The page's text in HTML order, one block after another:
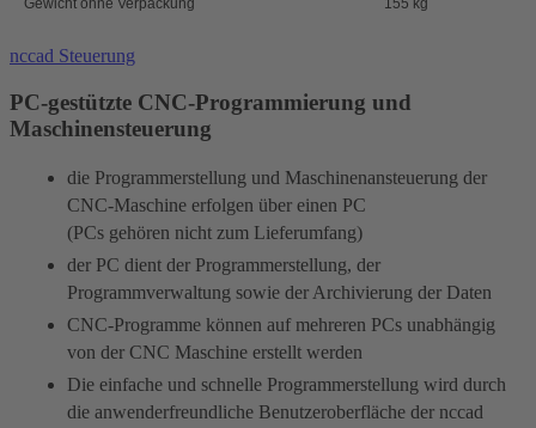
Gewicht ohne Verpackung
155 kg
nccad Steuerung
PC-gestützte CNC-Programmierung und
Maschinensteuerung
die Programmerstellung und Maschinenansteuerung der
CNC-Maschine erfolgen über einen PC
(PCs gehören nicht zum Lieferumfang)
der PC dient der Programmerstellung, der
Programmverwaltung sowie der Archivierung der Daten
CNC-Programme können auf mehreren PCs unabhängig
von der CNC Maschine erstellt werden
Die einfache und schnelle Programmerstellung wird durch
die anwenderfreundliche Benutzeroberfläche der nccad